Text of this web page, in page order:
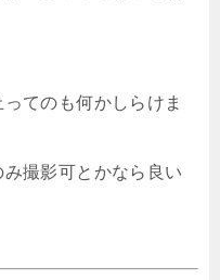
てのも何かしらけま
み撮影可とかなら良い